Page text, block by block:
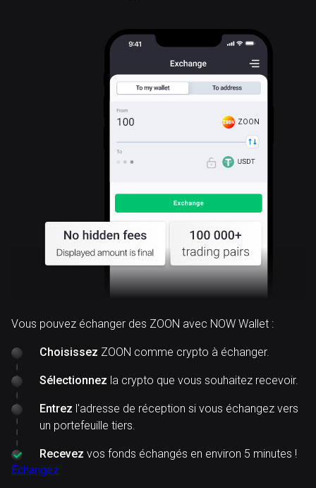
ZOON
Vous pouvez échanger des ZOON avec NOW Wallet :
Choisissez ZOON comme crypto à échanger.
Sélectionnez la crypto que vous souhaitez recevoir.
Entrez l'adresse de réception si vous échangez vers
un portefeuille tiers.
Recevez vos fonds échangés en environ 5 minutes !
Échangez